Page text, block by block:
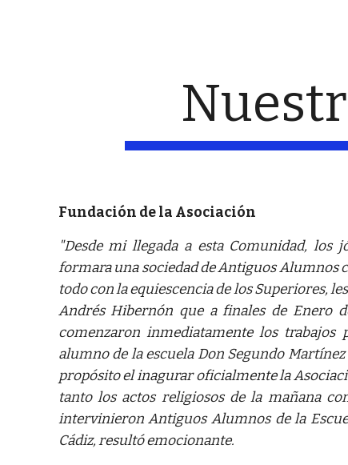
Fundación de la Asociación
"Desde mi llegada a esta Comunidad, los
formara una sociedad de Antiguos Alumnos
todo con la equiescencia de los Superiores,
Andrés Hibernón que a finales de Enero
comenzaron inmediatamente los
alumno de la escuela Don Segundo
propósito el inagurar oficialmente la
tanto los actos religiosos de la mañana
intervinieron Antiguos Alumnos de la
Cádiz, resultó emocionante.